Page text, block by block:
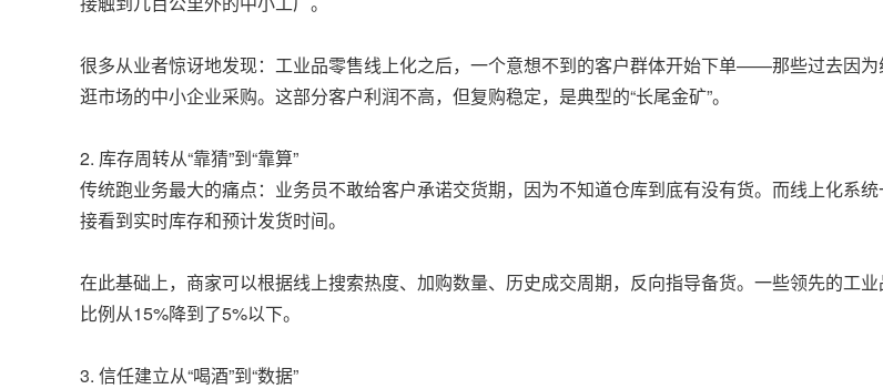
很多从业者惊讶地发现：工业品零售线上化之后，一个意想不到的客户群体开始下单——那些过去因
逛市场的中小企业采购。这部分客户利润不高，但复购稳定，是典型的“长尾金矿”。
2. 库存周转从“靠猜”到“靠算”
传统跑业务最大的痛点：业务员不敢给客户承诺交货期，因为不知道仓库到底有没有货。而线上化系
接看到实时库存和预计发货时间。
在此基础上，商家可以根据线上搜索热度、加购数量、历史成交周期，反向指导备货。一些领先的工
比例从15%降到了5%以下。
3. 信任建立从“喝酒”到“数据”